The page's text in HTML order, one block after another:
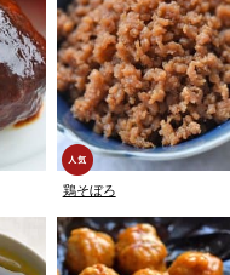
鶏そぼろ